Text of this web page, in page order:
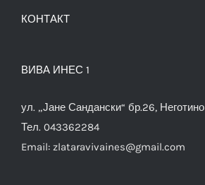
КОНТАКТ
ВИВА ИНЕС 1
ул. „Јане Сандански“ бр.26, Неготино
Тел. 043362284
Email: zlataravivaines@gmail.com